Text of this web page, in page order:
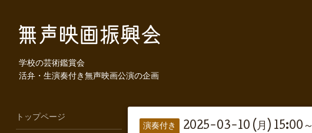
学校の芸術鑑賞会
活弁・生演奏付き無声映画公演の企画
演奏付き 2025-03-10 (月) 15:00～
トップページ